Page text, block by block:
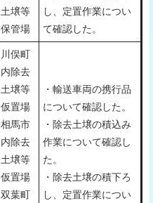
土壌等
保管場
し、定置作業につい
て確認した。
川俣町
内除去
土壌等
仮置場
相馬市
内除去
土壌等
仮置場
双葉町
・輸送車両の携行品
について確認した。
・除去土壌の積込み
作業について確認し
た。
・除去土壌の積下ろ
し、定置作業につい